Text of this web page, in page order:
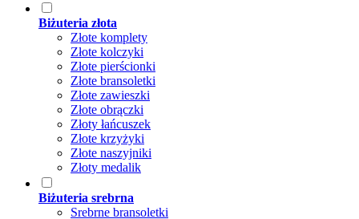
Biżuteria złota
Złote komplety
Złote kolczyki
Złote pierścionki
Złote bransoletki
Złote zawieszki
Złote obrączki
Złoty łańcuszek
Złote krzyżyki
Złote naszyjniki
Złoty medalik
Biżuteria srebrna
Srebrne bransoletki